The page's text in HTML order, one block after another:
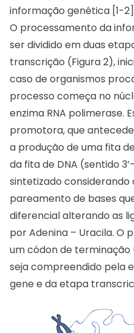
informação genética [1-
O processamento da
ser dividido em duas
transcrição (Figura 2),
caso de organismos
processo começa no
enzima RNA polimerase.
promotora, que
a produção de uma fita
da fita de DNA (sentido
sintetizado considerando
pareamento de bases
diferencial alterando as
por Adenina – Uracila. O
um códon de
seja compreendido pela
gene e da etapa